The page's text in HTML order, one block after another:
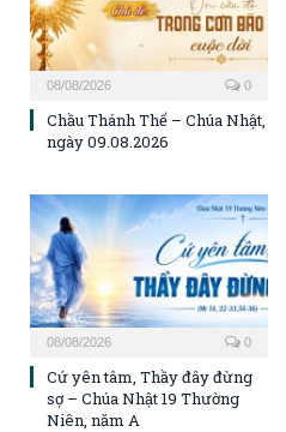
08/08/2026 0
Chầu Thánh Thể – Chúa Nhật,
ngày 09.08.2026
08/08/2026 0
Cứ yên tâm, Thầy đây đừng
sợ – Chúa Nhật 19 Thường
Niên, năm A